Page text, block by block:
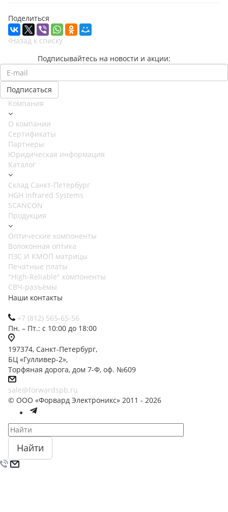
Поделиться
Назад к списку
Подписывайтесь на новости и акции:
Компания
О компании
Сертификаты
Партнеры
Юридическая информация
Каталог
Cклад Санкт-Петербург
HGH Infrared Systems
SCANCON
Продукция
Оптические компоненты
Волоконная оптика
ПЗС И КМОП матрицы
Печатные платы
"High-Reliable" компоненты
СВЧ-разъёмы
Наши контакты
+7 (812) 565-65-56
Пн. – Пт.: с 10:00 до 18:00
197374, Санкт-Петербург,
БЦ «Гулливер-2»,
Торфяная дорога, дом 7-Ф, оф. №609
sale@forwardspb.ru
© ООО «Форвард Электроникс» 2011 - 2026
Найти